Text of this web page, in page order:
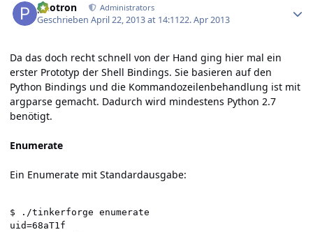
photron Administrators
GeschriebenApril 22, 2013 at 14:1122. Apr 2013
Da das doch recht schnell von der Hand ging hier mal ein
erster Prototyp der Shell Bindings. Sie basieren auf den
Python Bindings und die Kommandozeilenbehandlung ist mit
argparse gemacht. Dadurch wird mindestens Python 2.7
benötigt.
Enumerate
Ein Enumerate mit Standardausgabe:
$ ./tinkerforge enumerate
uid=68aT1f